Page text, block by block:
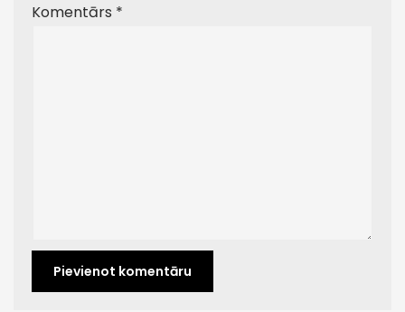
Komentārs *